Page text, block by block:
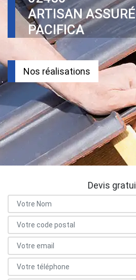
ARTISAN
PACIFICA
Nos réalisations
Devis